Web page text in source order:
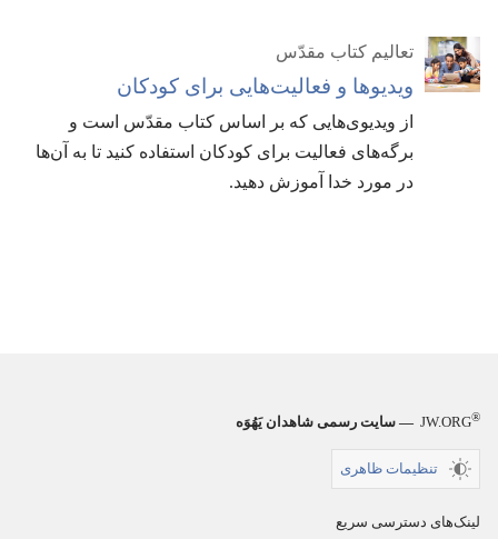
تعالیم کتاب مقدّس
ویدیوها و فعالیت‌هایی برای کودکان
از ویدیوی‌هایی که بر اساس کتاب مقدّس است و
برگه‌های فعالیت برای کودکان استفاده کنید تا به آن‌ها
در مورد خدا آموزش دهید.‏
JW.ORG® — سایت رسمی شاهدان یَهُوَه
تنظیمات ظاهری
لینک‌های دسترسی سریع